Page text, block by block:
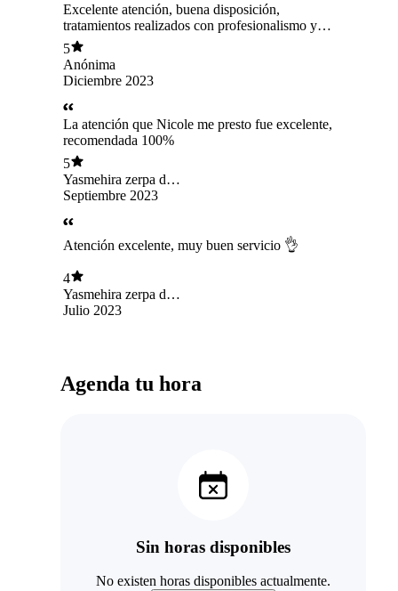
Excelente atención, buena disposición,
tratamientos realizados con profesionalismo y
dedicación. Experiencia Recomendada 100%
5
Anónima
Diciembre 2023
La atención que Nicole me presto fue excelente,
recomendada 100%
5
Yasmehira zerpa de
dalmagro
Septiembre 2023
Atención excelente, muy buen servicio 👌
4
Yasmehira zerpa de
dalmagro
Julio 2023
Agenda tu hora
Sin horas disponibles
No existen horas disponibles actualmente.